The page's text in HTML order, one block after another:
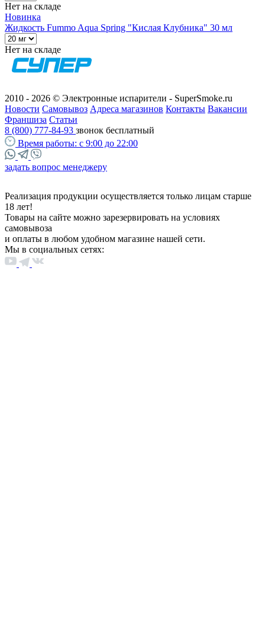
Нет на складе
Новинка
Жидкость Fummo Aqua Spring "Кислая Клубника" 30 мл
Нет на складе
2010 - 2026 © Электронные испарители - SuperSmoke.ru
Новости Самовывоз Адреса магазинов Контакты Вакансии
Франшиза Статьи
8 (800) 777-84-93 звонок бесплатный
Время работы: с 9:00 до 22:00
задать вопрос менеджеру
Реализация продукции осуществляется только лицам старше
18 лет!
Товары на сайте можно зарезервировать на условиях
самовывоза
и оплаты в любом удобном магазине нашей сети.
Мы в социальных сетях: